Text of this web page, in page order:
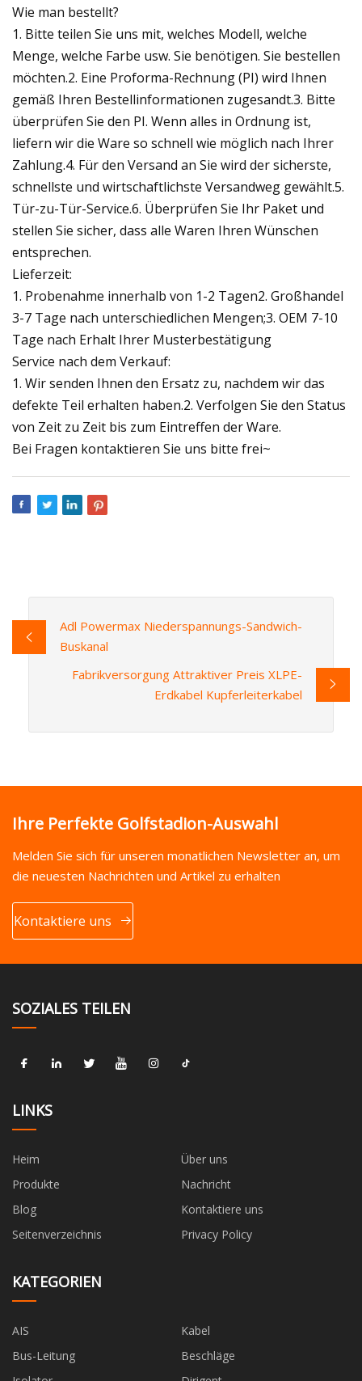
Wie man bestellt?
1. Bitte teilen Sie uns mit, welches Modell, welche
Menge, welche Farbe usw. Sie benötigen. Sie bestellen
möchten.2. Eine Proforma-Rechnung (PI) wird Ihnen
gemäß Ihren Bestellinformationen zugesandt.3. Bitte
überprüfen Sie den PI. Wenn alles in Ordnung ist,
liefern wir die Ware so schnell wie möglich nach Ihrer
Zahlung.4. Für den Versand an Sie wird der sicherste,
schnellste und wirtschaftlichste Versandweg gewählt.5.
Tür-zu-Tür-Service.6. Überprüfen Sie Ihr Paket und
stellen Sie sicher, dass alle Waren Ihren Wünschen
entsprechen.
Lieferzeit:
1. Probenahme innerhalb von 1-2 Tagen2. Großhandel
3-7 Tage nach unterschiedlichen Mengen;3. OEM 7-10
Tage nach Erhalt Ihrer Musterbestätigung
Service nach dem Verkauf:
1. Wir senden Ihnen den Ersatz zu, nachdem wir das
defekte Teil erhalten haben.2. Verfolgen Sie den Status
von Zeit zu Zeit bis zum Eintreffen der Ware.
Bei Fragen kontaktieren Sie uns bitte frei~
Adl Powermax Niederspannungs-Sandwich-
Buskanal
Fabrikversorgung Attraktiver Preis XLPE-
Erdkabel Kupferleiterkabel
Ihre Perfekte Golfstadion-Auswahl
Melden Sie sich für unseren monatlichen Newsletter an, um
die neuesten Nachrichten und Artikel zu erhalten
Kontaktiere uns
SOZIALES TEILEN
LINKS
Heim
Über uns
Produkte
Nachricht
Blog
Kontaktiere uns
Seitenverzeichnis
Privacy Policy
KATEGORIEN
AIS
Kabel
Bus-Leitung
Beschläge